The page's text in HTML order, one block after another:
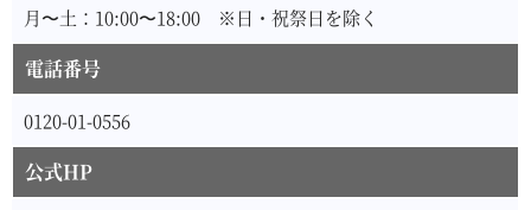
月〜土：10:00〜18:00 ※日・祝祭日を除く
電話番号
0120-01-0556
公式HP